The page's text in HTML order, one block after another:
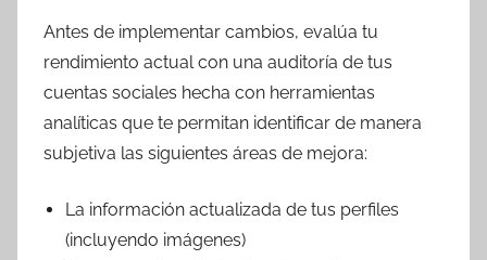
Antes de implementar cambios, evalúa tu
rendimiento actual con una auditoría de tus
cuentas sociales hecha con herramientas
analíticas que te permitan identificar de manera
subjetiva las siguientes áreas de mejora:
La información actualizada de tus perfiles
(incluyendo imágenes)